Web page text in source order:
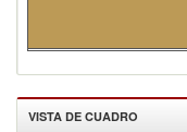
VISTA DE CUADRO